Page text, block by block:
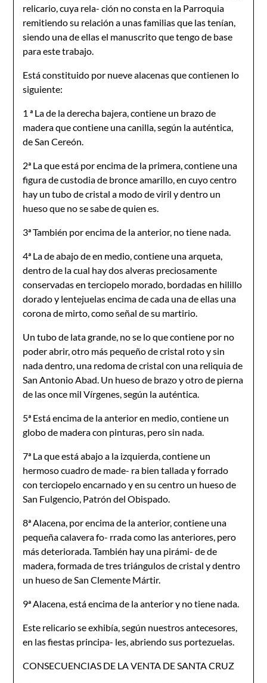
relicario, cuya rela- ción no consta en la Parroquia
remitiendo su relación a unas familias que las tenían,
siendo una de ellas el manuscrito que tengo de base
para este trabajo.
Está constituido por nueve alacenas que contienen lo
siguiente:
1 ª La de la derecha bajera, contiene un brazo de
madera que contiene una canilla, según la auténtica,
de San Cereón.
2ª La que está por encima de la primera, contiene una
figura de custodia de bronce amarillo, en cuyo centro
hay un tubo de cristal a modo de viril y dentro un
hueso que no se sabe de quien es.
3ª También por encima de la anterior, no tiene nada.
4ª La de abajo de en medio, contiene una arqueta,
dentro de la cual hay dos alveras preciosamente
conservadas en terciopelo morado, bordadas en hilillo
dorado y lentejuelas encima de cada una de ellas una
corona de mirto, como señal de su martirio.
Un tubo de lata grande, no se lo que contiene por no
poder abrir, otro más pequeño de cristal roto y sin
nada dentro, una redoma de cristal con una reliquia de
San Antonio Abad. Un hueso de brazo y otro de pierna
de las once mil Vírgenes, según la auténtica.
5ª Está encima de la anterior en medio, contiene un
globo de madera con pinturas, pero sin nada.
7ª La que está abajo a la izquierda, contiene un
hermoso cuadro de made- ra bien tallada y forrado
con terciopelo encarnado y en su centro un hueso de
San Fulgencio, Patrón del Obispado.
8ª Alacena, por encima de la anterior, contiene una
pequeña calavera fo- rrada como las anteriores, pero
más deteriorada. También hay una pirámi- de de
madera, formada de tres triángulos de cristal y dentro
un hueso de San Clemente Mártir.
9ª Alacena, está encima de la anterior y no tiene nada.
Este relicario se exhibía, según nuestros antecesores,
en las fiestas principa- les, abriendo sus portezuelas.
CONSECUENCIAS DE LA VENTA DE SANTA CRUZ